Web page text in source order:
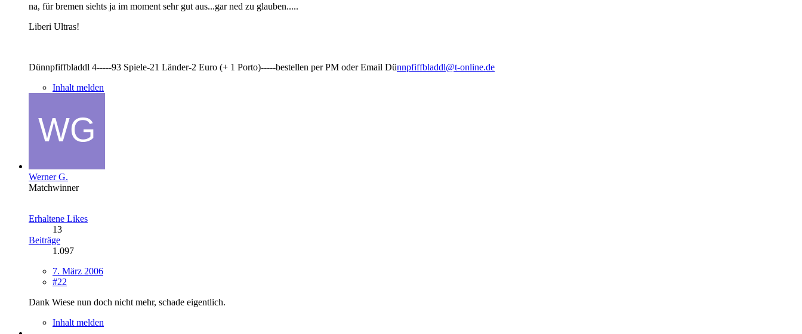
na, für bremen siehts ja im moment sehr gut aus...gar ned zu glauben.....
Liberi Ultras!
Dünnpfiffbladdl 4-----93 Spiele-21 Länder-2 Euro (+ 1 Porto)-----bestellen per PM oder Email Dünnpfiffbladdl@t-online.de
Inhalt melden
Werner G.
Matchwinner
Erhaltene Likes
13
Beiträge
1.097
7. März 2006
#22
Dank Wiese nun doch nicht mehr, schade eigentlich.
Inhalt melden